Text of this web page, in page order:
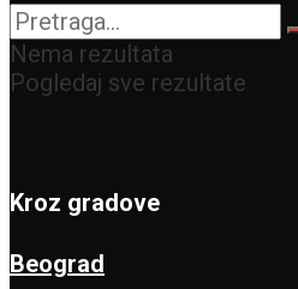
Nema rezultata
Pogledaj sve rezultate
Kroz gradove
Beograd